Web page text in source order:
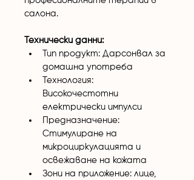
салона.
Технически данни:
Тип продукт: Дарсонвал за
домашна употреба
Технология:
Високочестотни
електрически импулси
Предназначение:
Стимулиране на
микроциркулацията и
освежаване на кожата
Зони на приложение: лице,